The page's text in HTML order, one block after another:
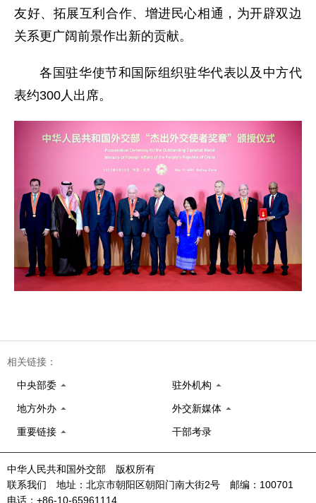
友好、拓展互利合作、增进民心相通，为开辟双边
关系更广阔前景作出新的贡献。
各国驻华使节和国际组织驻华代表以及中方代
表约300人出席。
相关链接：
中央部委 驻外机构
地方外办 外交新媒体
重要链接 干部考录
中华人民共和国外交部 版权所有
联系我们 地址：北京市朝阳区朝阳门南大街2号 邮编：100701
电话：+86-10-65961114